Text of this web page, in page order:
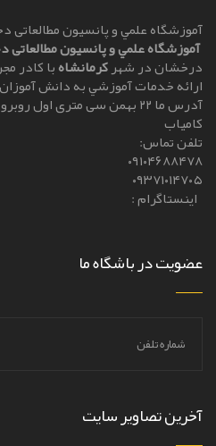
آموزشگاه علمي و پانسیون مطالعاتی
آموزشگاه علمي و پانسیون مطالعاتی
درخشان در شهرکرمانشاهبا کادر
ارائه خدمات آموزشي به دانش
آدرس ما ۲۲ بهمن سی متری
کامیاب
تلفن تماس:
۰۹۱۰۴۶۸۸۴۷۸
۰۹۳۷۱۰۱۴۷۰۵
اینستاگرام :
عضویت در باشگاه ما
آخرین تصاویر سایت